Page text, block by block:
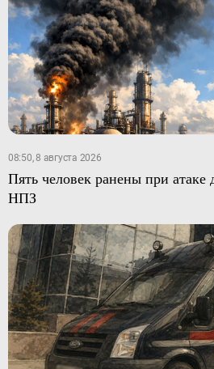
08:50, 8 августа 2026
Пять человек ранены при
НПЗ